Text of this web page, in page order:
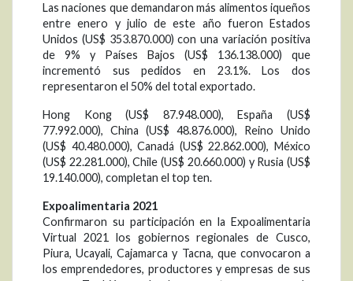
Las naciones que demandaron más alimentos iqueños
entre enero y julio de este año fueron Estados
Unidos (US$ 353.870.000) con una variación positiva
de 9% y Países Bajos (US$ 136.138.000) que
incrementó sus pedidos en 23.1%. Los dos
representaron el 50% del total exportado.
Hong Kong (US$ 87.948.000), España (US$
77.992.000), China (US$ 48.876.000), Reino Unido
(US$ 40.480.000), Canadá (US$ 22.862.000), México
(US$ 22.281.000), Chile (US$ 20.660.000) y Rusia (US$
19.140.000), completan el top ten.
Expoalimentaria 2021
Confirmaron su participación en la Expoalimentaria
Virtual 2021 los gobiernos regionales de Cusco,
Piura, Ucayali, Cajamarca y Tacna, que convocaron a
los emprendedores, productores y empresas de sus